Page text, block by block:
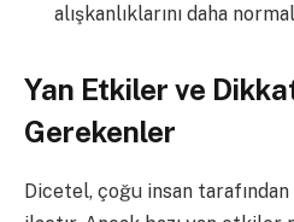
alışkanlıklarını daha
Yan Etkiler ve
Gerekenler
Dicetel, çoğu insan